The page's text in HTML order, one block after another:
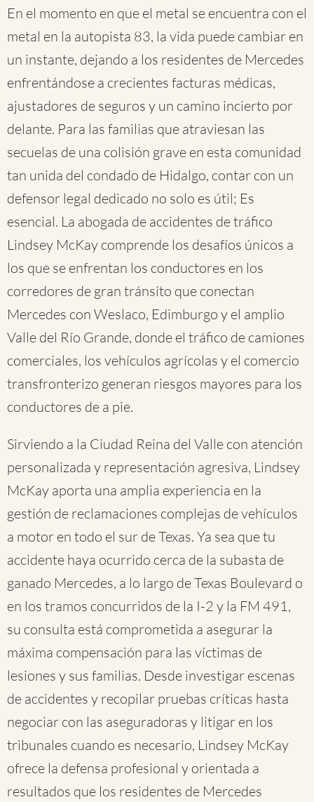
En el momento en que el metal se encuentra con el
metal en la autopista 83, la vida puede cambiar en
un instante, dejando a los residentes de Mercedes
enfrentándose a crecientes facturas médicas,
ajustadores de seguros y un camino incierto por
delante. Para las familias que atraviesan las
secuelas de una colisión grave en esta comunidad
tan unida del condado de Hidalgo, contar con un
defensor legal dedicado no solo es útil; Es
esencial. La abogada de accidentes de tráfico
Lindsey McKay comprende los desafíos únicos a
los que se enfrentan los conductores en los
corredores de gran tránsito que conectan
Mercedes con Weslaco, Edimburgo y el amplio
Valle del Río Grande, donde el tráfico de camiones
comerciales, los vehículos agrícolas y el comercio
transfronterizo generan riesgos mayores para los
conductores de a pie.
Sirviendo a la Ciudad Reina del Valle con atención
personalizada y representación agresiva, Lindsey
McKay aporta una amplia experiencia en la
gestión de reclamaciones complejas de vehículos
a motor en todo el sur de Texas. Ya sea que tu
accidente haya ocurrido cerca de la subasta de
ganado Mercedes, a lo largo de Texas Boulevard o
en los tramos concurridos de la I-2 y la FM 491,
su consulta está comprometida a asegurar la
máxima compensación para las víctimas de
lesiones y sus familias. Desde investigar escenas
de accidentes y recopilar pruebas críticas hasta
negociar con las aseguradoras y litigar en los
tribunales cuando es necesario, Lindsey McKay
ofrece la defensa profesional y orientada a
resultados que los residentes de Mercedes